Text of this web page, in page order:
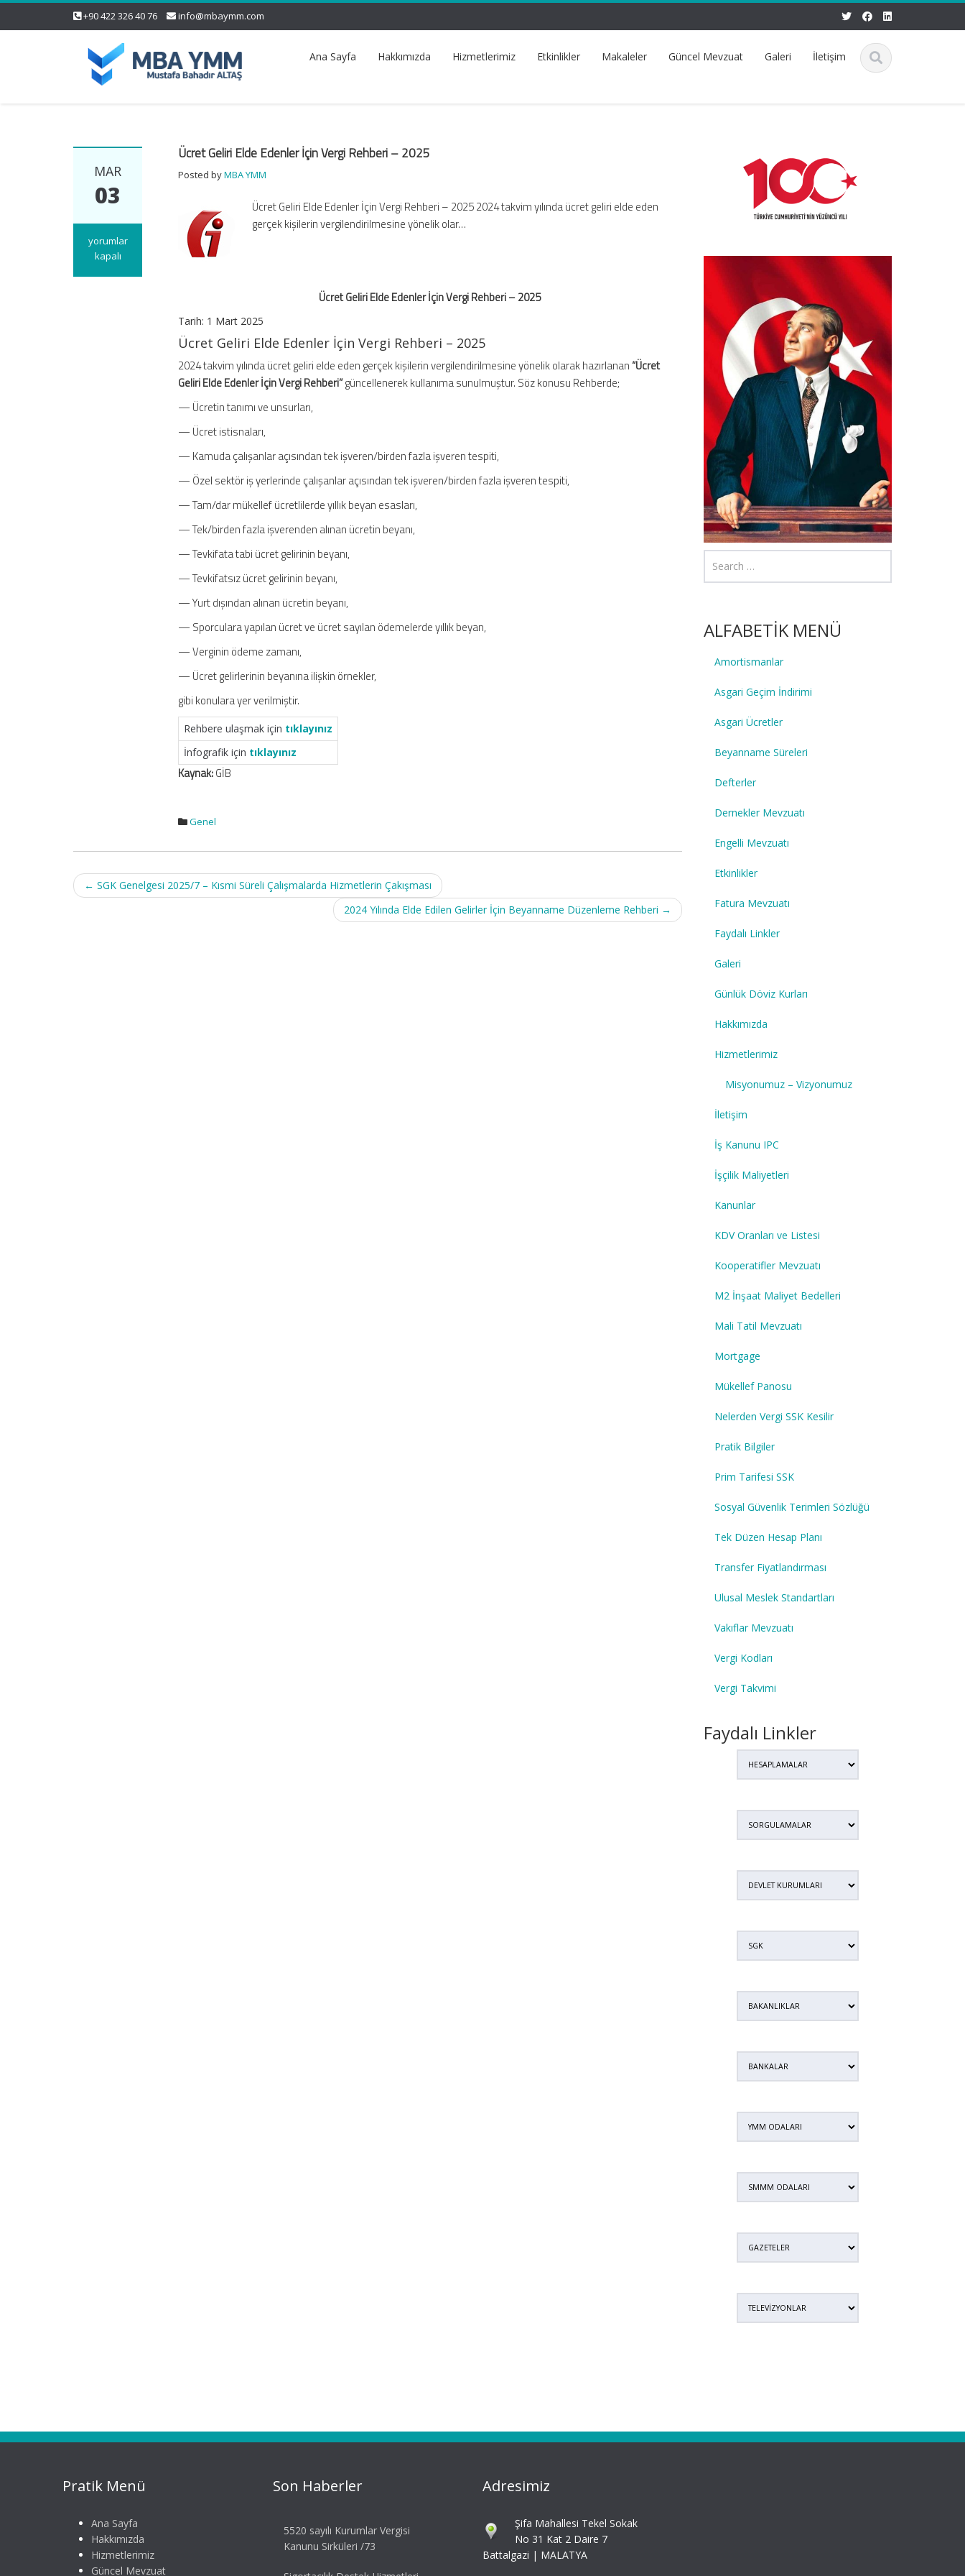
+90 422 326 40 76 info@mbaymm.com
Ana Sayfa Hakkımızda Hizmetlerimiz Etkinlikler Makaleler Güncel Mevzuat Galeri İletişim
MAR
03
Ücret
Geliri
yorumlar
kapalı
Ücret Geliri Elde Edenler İçin Vergi Rehberi – 2025
Posted byMBA YMM
Ücret Geliri Elde Edenler İçin Vergi Rehberi – 2025 2024 takvim yılında ücret geliri elde eden
gerçek kişilerin vergilendirilmesine yönelik olar…
Ücret Geliri Elde Edenler İçin Vergi Rehberi – 2025
Tarih: 1 Mart 2025
Ücret Geliri Elde Edenler İçin Vergi Rehberi – 2025
2024 takvim yılında ücret geliri elde eden gerçek kişilerin vergilendirilmesine yönelik olarak hazırlanan“Ücret
Geliri Elde Edenler İçin Vergi Rehberi”güncellenerek kullanıma sunulmuştur. Söz konusu Rehberde;
— Ücretin tanımı ve unsurları,
— Ücret istisnaları,
— Kamuda çalışanlar açısından tek işveren/birden fazla işveren tespiti,
— Özel sektör iş yerlerinde çalışanlar açısından tek işveren/birden fazla işveren tespiti,
— Tam/dar mükellef ücretlilerde yıllık beyan esasları,
— Tek/birden fazla işverenden alınan ücretin beyanı,
— Tevkifata tabi ücret gelirinin beyanı,
— Tevkifatsız ücret gelirinin beyanı,
— Yurt dışından alınan ücretin beyanı,
— Sporculara yapılan ücret ve ücret sayılan ödemelerde yıllık beyan,
— Verginin ödeme zamanı,
— Ücret gelirlerinin beyanına ilişkin örnekler,
gibi konulara yer verilmiştir.
Rehbere ulaşmak için tıklayınız
İnfografik için tıklayınız
Kaynak:GİB
Genel
Post
navigation
← SGK Genelgesi 2025/7 – Kısmi Süreli Çalışmalarda Hizmetlerin Çakışması
2024 Yılında Elde Edilen Gelirler İçin Beyanname Düzenleme Rehberi →
ALFABETİK MENÜ
Amortismanlar
Asgari Geçim İndirimi
Asgari Ücretler
Beyanname Süreleri
Defterler
Dernekler Mevzuatı
Engelli Mevzuatı
Etkinlikler
Fatura Mevzuatı
Faydalı Linkler
Galeri
Günlük Döviz Kurları
Hakkımızda
Hizmetlerimiz
Misyonumuz – Vizyonumuz
İletişim
İş Kanunu IPC
İşçilik Maliyetleri
Kanunlar
KDV Oranları ve Listesi
Kooperatifler Mevzuatı
M2 İnşaat Maliyet Bedelleri
Mali Tatil Mevzuatı
Mortgage
Mükellef Panosu
Nelerden Vergi SSK Kesilir
Pratik Bilgiler
Prim Tarifesi SSK
Sosyal Güvenlik Terimleri Sözlüğü
Tek Düzen Hesap Planı
Transfer Fiyatlandırması
Ulusal Meslek Standartları
Vakıflar Mevzuatı
Vergi Kodları
Vergi Takvimi
Faydalı Linkler
Pratik Menü
Ana Sayfa
Hakkımızda
Hizmetlerimiz
Güncel Mevzuat
Son Haberler
5520 sayılı Kurumlar Vergisi
Kanunu Sirküleri /73
Adresimiz
Şifa Mahallesi Tekel Sokak
No 31 Kat 2 Daire 7
Battalgazi | MALATYA